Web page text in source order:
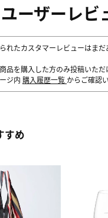
ユーザーレビ
れたカスタマーレビューはまだ
品を購入した方のみ投稿いた
ジ内 購入履歴一覧 からご確認
すめ